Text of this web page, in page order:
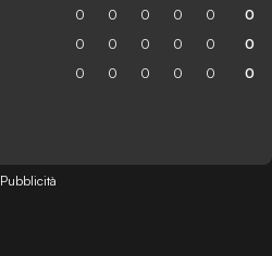
Pubblicità
0 0 0 0 0 0
0 0 0 0 0 0
0 0 0 0 0 0